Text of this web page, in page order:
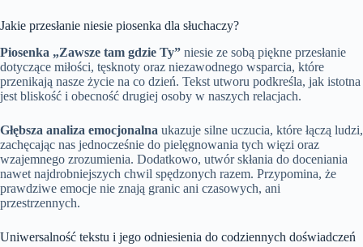
Jakie przesłanie niesie piosenka dla słuchaczy?
Piosenka „Zawsze tam gdzie Ty” niesie ze sobą piękne przesłanie
dotyczące miłości, tęsknoty oraz niezawodnego wsparcia, które
przenikają nasze życie na co dzień. Tekst utworu podkreśla, jak istotna
jest bliskość i obecność drugiej osoby w naszych relacjach.
Głębsza analiza emocjonalna ukazuje silne uczucia, które łączą ludzi,
zachęcając nas jednocześnie do pielęgnowania tych więzi oraz
wzajemnego zrozumienia. Dodatkowo, utwór skłania do doceniania
nawet najdrobniejszych chwil spędzonych razem. Przypomina, że
prawdziwe emocje nie znają granic ani czasowych, ani
przestrzennych.
Uniwersalność tekstu i jego odniesienia do codziennych doświadczeń